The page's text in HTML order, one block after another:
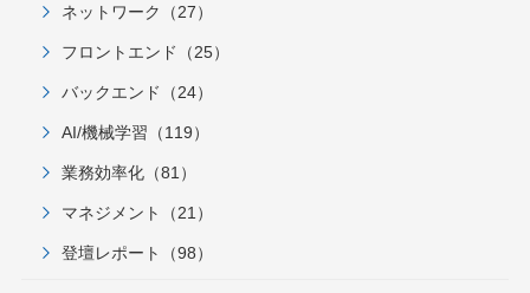
ネットワーク（27）
フロントエンド（25）
バックエンド（24）
AI/機械学習（119）
業務効率化（81）
マネジメント（21）
登壇レポート（98）